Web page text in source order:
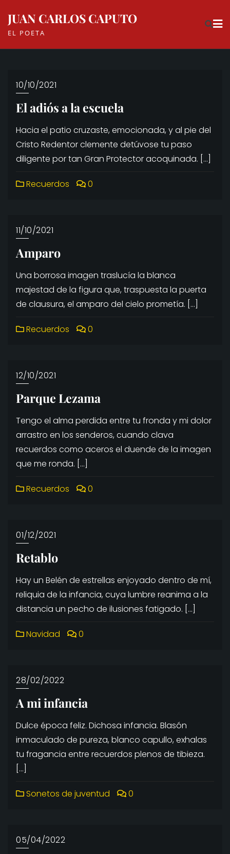
content
JUAN CARLOS CAPUTO
EL POETA
10/10/2021
El adiós a la escuela
Hacia el patio cruzaste, emocionada, y al pie del
Cristo Redentor clemente detúvose tu paso
diligente por tan Gran Protector acoquinada. […]
Recuerdos 0
11/10/2021
Amparo
Una borrosa imagen traslucía la blanca
majestad de la figura que, traspuesta la puerta
de clausura, el amparo del cielo prometía. […]
Recuerdos 0
12/10/2021
Parque Lezama
Tengo el alma perdida entre tu fronda y mi dolor
arrastro en los senderos, cuando clava
recuerdos como aceros el duende de la imagen
que me ronda. […]
Recuerdos 0
01/12/2021
Retablo
Hay un Belén de estrellas enjoyado dentro de mí,
reliquia de la infancia, cuya lumbre reanima a la
distancia un pecho de ilusiones fatigado. […]
Navidad 0
28/02/2022
A mi infancia
Dulce época feliz. Dichosa infancia. Blasón
inmaculado de pureza, blanco capullo, exhalas
tu fragancia entre recuerdos plenos de tibieza.
[…]
Sonetos de juventud 0
05/04/2022